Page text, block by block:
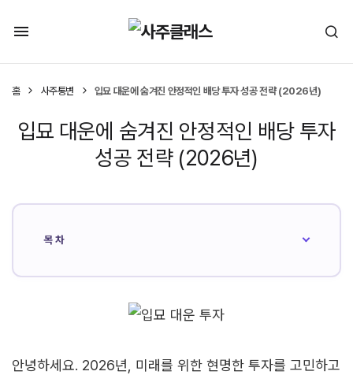
홈 사주통변 입묘 대운에 숨겨진 안정적인 배당 투자 성공 전략 (2026년)
입묘 대운에 숨겨진 안정적인 배당 투자
성공 전략 (2026년)
목차
안녕하세요. 2026년, 미래를 위한 현명한 투자를 고민하고